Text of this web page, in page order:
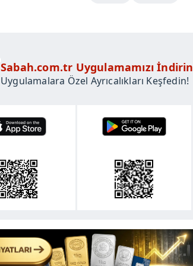
Sabah.com.tr Uygulamamızı İndirin
Uygulamalara Özel Ayrıcalıkları Keşfedin!